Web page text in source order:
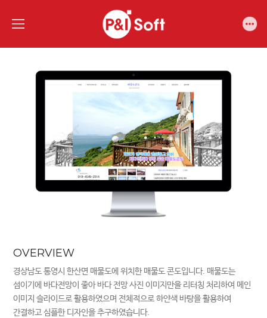
OVERVIEW
경상남도 통영시 한산면 매물도에 위치한 매물도 콘도입니다. 매물도는
섬이기에 바다전망이 좋아 바다 전망 사진 이미지만을 리터칭 처리하여 메인
이미지 슬라이드로 활용하였으며 전체적으로 하얀색 바탕을 활용하여
간결하고 심플한 디자인을 추구하였습니다.